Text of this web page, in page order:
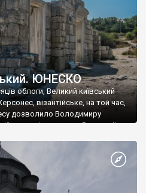
ЮНЕСКО
облоги, Великий київський
візантійське, на той час,
дозволило Володимиру
імператору Василю ІІ, та
став Василем-християнином.
На честь Херсонесу Таврійського